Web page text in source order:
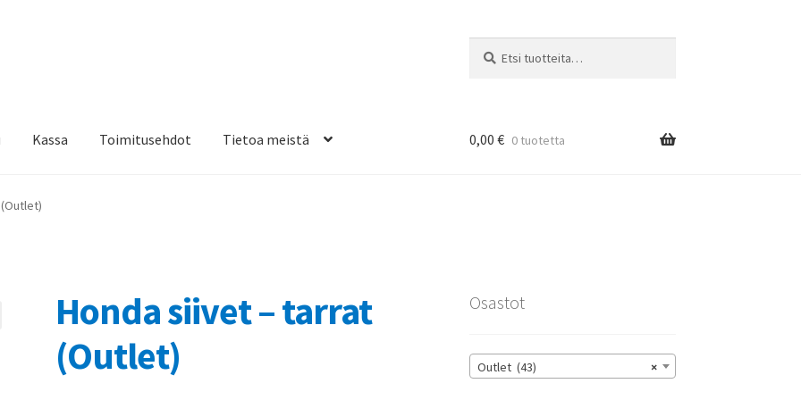
Kassa Toimitusehdot Tietoa meistä
& teippausten poisto
0,00 € 0 tuotetta
Honda siivet – tarrat
(Outlet)
Osastot
×
Outlet (43)